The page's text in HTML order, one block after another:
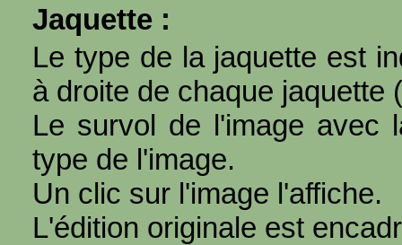
Jaquette :
Le type de la jaquette est
à droite de chaque jaquette (
Le survol de l'image avec
type de l'image.
Un clic sur l'image l'affiche.
L'édition originale est